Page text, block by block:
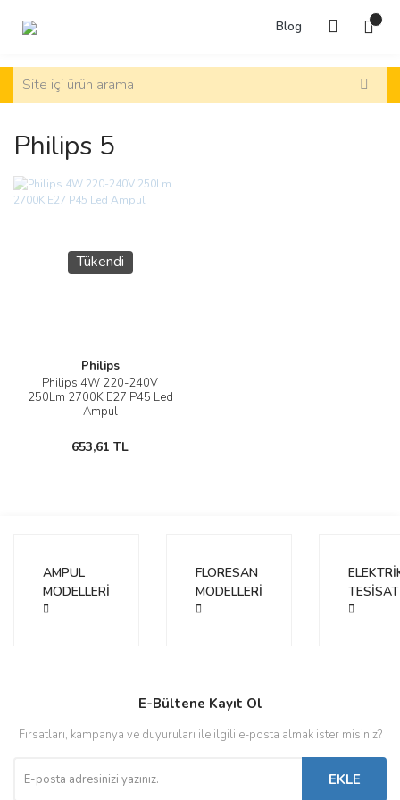
Blog
Philips 5
Tükendi
Philips
Philips 4W 220-240V
250Lm 2700K E27 P45 Led
Ampul
653,61 TL
AMPUL
MODELLERİ
FLORESAN
MODELLERİ
TESİSAT
E-Bültene Kayıt Ol
Fırsatları, kampanya ve duyuruları ile ilgili e-posta almak ister misiniz?
EKLE